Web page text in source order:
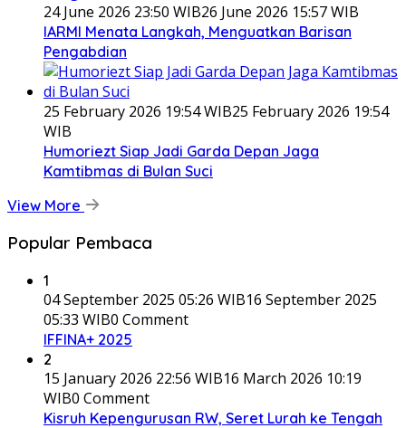
24 June 2026 23:50 WIB26 June 2026 15:57 WIB
IARMI Menata Langkah, Menguatkan Barisan
Pengabdian
25 February 2026 19:54 WIB25 February 2026 19:54
WIB
Humoriezt Siap Jadi Garda Depan Jaga
Kamtibmas di Bulan Suci
View More
Popular Pembaca
1
04 September 2025 05:26 WIB16 September 2025
05:33 WIB0 Comment
IFFINA+ 2025
2
15 January 2026 22:56 WIB16 March 2026 10:19
WIB0 Comment
Kisruh Kepengurusan RW, Seret Lurah ke Tengah